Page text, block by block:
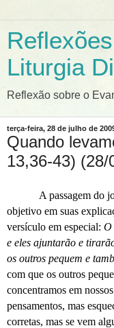
Liturgia
Reflexão sobre o
terça-feira, 28 de julho de
Quando
13,36-43) (28/
A passagem do
objetivo em suas
versículo em especial: O
e eles ajuntarão e
os outros pequem e
com que os outros
concentramos em
pensamentos, mas
corretas, mas se vem